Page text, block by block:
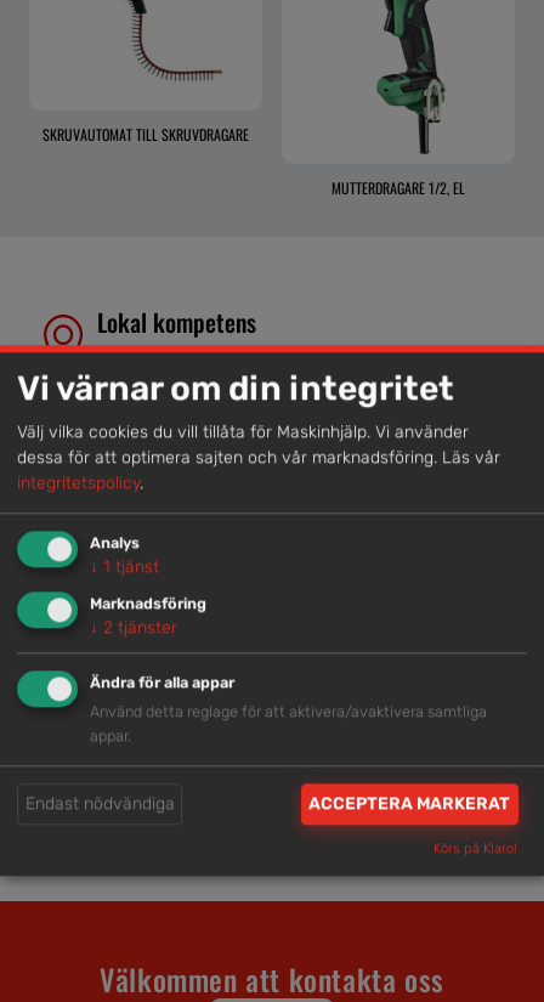
SKRUVAUTOMAT TILL SKRUVDRAGARE
MUTTERDRAGARE 1/2, EL
Lokal kompetens
Genom att samla våra medarbetare lokalt erbjuder vi
helhetslösningar.
Snabb service
Vi har tillgänglig personal som är redo att hjälpa dig.
Trygg rådgivning
Våra hjälpsamma medarbetare är experter inom
Brett och samlat utbud
Vi har en välsorterad maskinpark med hög
tillgänglighet.
Välkommen att kontakta oss
Vi värnar om din integritet
Välj vilka cookies du vill tillåta för Maskinhjälp. Vi använder
dessa för att optimera sajten och vår marknadsföring. Läs vår
integritetspolicy.
Analys
↓ 1 tjänst
Marknadsföring
↓ 2 tjänster
Ändra för alla appar
Använd detta reglage för att aktivera/avaktivera samtliga
appar.
Endast nödvändiga ACCEPTERA MARKERAT
Körs på Klaro!